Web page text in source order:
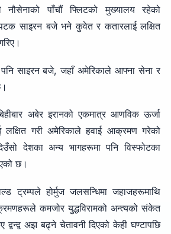
नौसेनाको पाँचौं फ्लिटको मुख्यालय रहेको
पटक साइरन बजे भने कुवेत र कतारलाई लक्षित
पनि साइरन बजे, जहाँ अमेरिकाले आफ्ना सेना र
अबेर इरानको एकमात्र आणविक ऊर्जा
लक्षित गरी अमेरिकाले हवाई आक्रमण गरेको
देशका अन्य भागहरूमा पनि विस्फोटका
छ।
ट्रम्पले होर्मुज जलसन्धिमा जहाजहरूमाथि
कमजोर युद्धविरामको अन्त्यको संकेत
अझ बढ्ने चेतावनी दिएको केही घण्टापछि